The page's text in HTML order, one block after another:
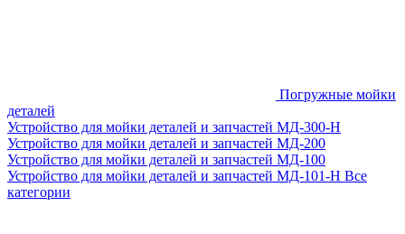
Погружные мойки
деталей
Устройство для мойки деталей и запчастей МД-300-H
Устройство для мойки деталей и запчастей МД-200
Устройство для мойки деталей и запчастей МД-100
Устройство для мойки деталей и запчастей МД-101-Н Все
категории